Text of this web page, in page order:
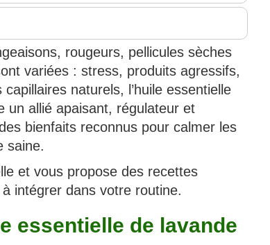
rougeurs, pellicules sèches
variées : stress, produits agressifs,
naturels, l’huile essentielle
un allié apaisant, régulateur et
bienfaits reconnus pour calmer les
saine.
et vous propose des recettes
intégrer dans votre routine.
essentielle de lavande